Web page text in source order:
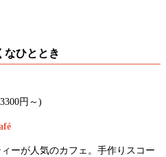
なひととき
円～)
ーが人気のカフェ。手作りスコー